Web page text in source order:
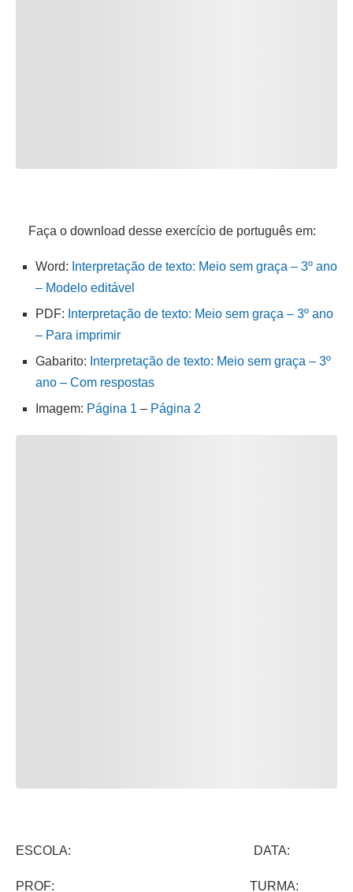
Faça o download desse exercício de português em:
Word: Interpretação de texto: Meio sem graça – 3º ano
– Modelo editável
PDF: Interpretação de texto: Meio sem graça – 3º ano
– Para imprimir
Gabarito: Interpretação de texto: Meio sem graça – 3º
ano – Com respostas
Imagem: Página 1 – Página 2
ESCOLA: DATA:
PROF: TURMA: